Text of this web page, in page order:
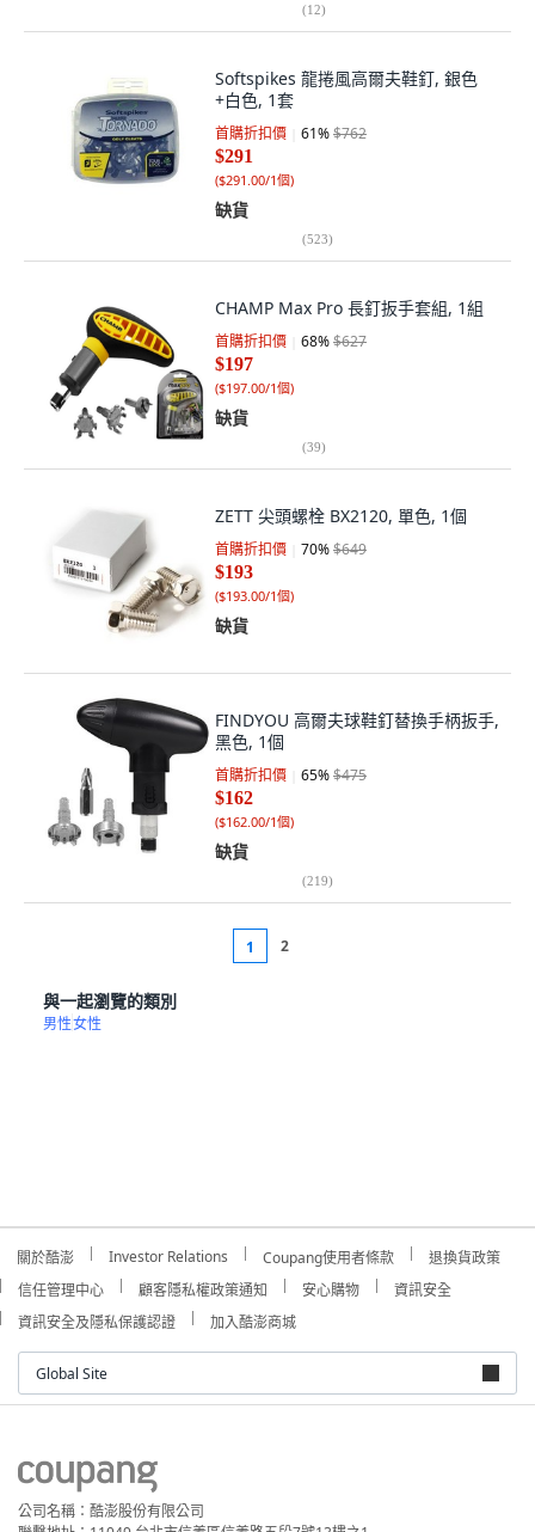
(12)
Softspikes 龍捲風高爾夫鞋釘, 銀色
+白色, 1套
首購折扣價 61%$762
$291
($291.00/1個)
缺貨
(523)
CHAMP Max Pro 長釘扳手套組, 1組
首購折扣價 68%$627
$197
($197.00/1個)
缺貨
(39)
ZETT 尖頭螺栓 BX2120, 單色, 1個
首購折扣價 70%$649
$193
($193.00/1個)
缺貨
FINDYOU 高爾夫球鞋釘替換手柄扳手,
黑色, 1個
首購折扣價 65%$475
$162
($162.00/1個)
缺貨
(219)
1 2
與一起瀏覽的類別
男性女性
關於酷澎 Investor Relations Coupang使用者條款
退換貨政策
信任管理中心
顧客隱私權政策通知 安心購物
資訊安全
資訊安全及隱私保護認證
加入酷澎商城
Global Site
公司名稱：酷澎股份有限公司